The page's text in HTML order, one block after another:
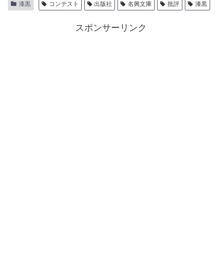
漆黒 コンテスト 出版社 名興文庫 批評 漆黒
スポンサーリンク